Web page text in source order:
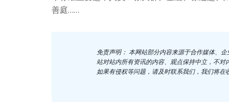
善庭……
免责声明： 本网站部分内容来源于合作媒体、
站对站内所有资讯的内容、观点保持中立，不
如果有侵权等问题，请及时联系我们，我们将